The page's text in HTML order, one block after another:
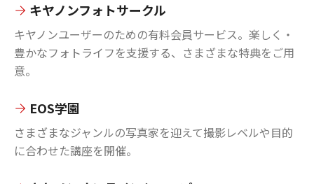
キヤノンフォトサークル
キヤノンユーザーのための有料会員サービス。楽しく・
豊かなフォトライフを支援する、さまざまな特典をご用
意。
EOS学園
さまざまなジャンルの写真家を迎えて撮影レベルや目的
に合わせた講座を開催。